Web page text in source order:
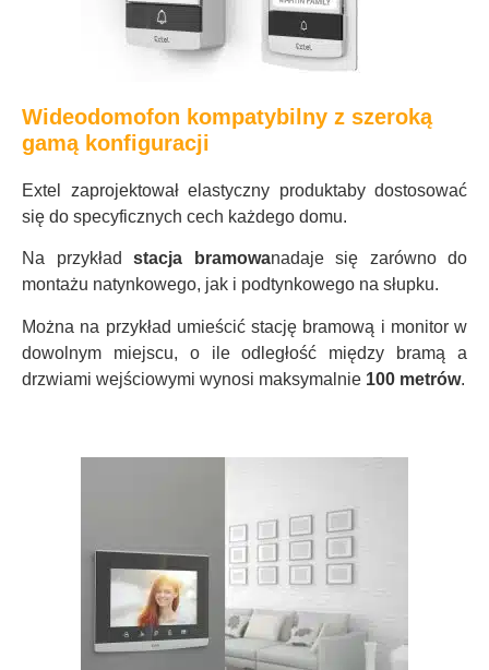
Wideodomofon kompatybilny z szeroką
gamą konfiguracji
Extel zaprojektował elastyczny produktaby dostosować
się do specyficznych cech każdego domu.
Na przykład stacja bramowanadaje się zarówno do
montażu natynkowego, jak i podtynkowego na słupku.
Można na przykład umieścić stację bramową i monitor w
dowolnym miejscu, o ile odległość między bramą a
drzwiami wejściowymi wynosi maksymalnie 100 metrów.